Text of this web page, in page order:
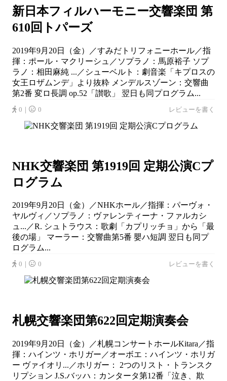
新日本フィルハーモニー交響楽団 第
610回トパーズ
2019年9月20日（金）／すみだトリフォニーホール／指
揮：ポール・マクリーシュ／ソプラノ：馬原裕子 ソプ
ラノ：相田麻純 ...／シューベルト：劇音楽「キプロスの
女王ロザムンデ」より抜粋 メンデルスゾーン：交響曲
第2番 変ロ長調 op.52「讃歌」 翌日も同プログラム...
0｜ 0 レビューを書く
NHK交響楽団 第1919回 定期公演Cプ
ログラム
2019年9月20日（金）／NHKホール／指揮：パーヴォ・
ヤルヴィ／ソプラノ：ヴァレンティーナ・ファルカシ
ュ...／R. シュトラウス：歌劇「カプリッチョ」から「最
後の場」 マーラー：交響曲第5番 嬰ハ短調 翌日も同プ
ログラム...
0｜ 0 レビューを書く
札幌交響楽団第622回定期演奏会
2019年9月20日（金）／札幌コンサートホールKitara／指
揮：ハインツ・ホリガー／オーボエ：ハインツ・ホリガ
ー ヴァイオリ...／ホリガー： 2つのリスト・トランスク
リプション J.S.バッハ：カンタータ第12番「泣き、欺